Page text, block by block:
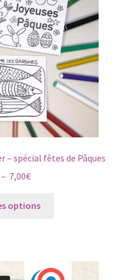
spécial fêtes de Pâques
– 7,00€Plage
prix :
options
Les